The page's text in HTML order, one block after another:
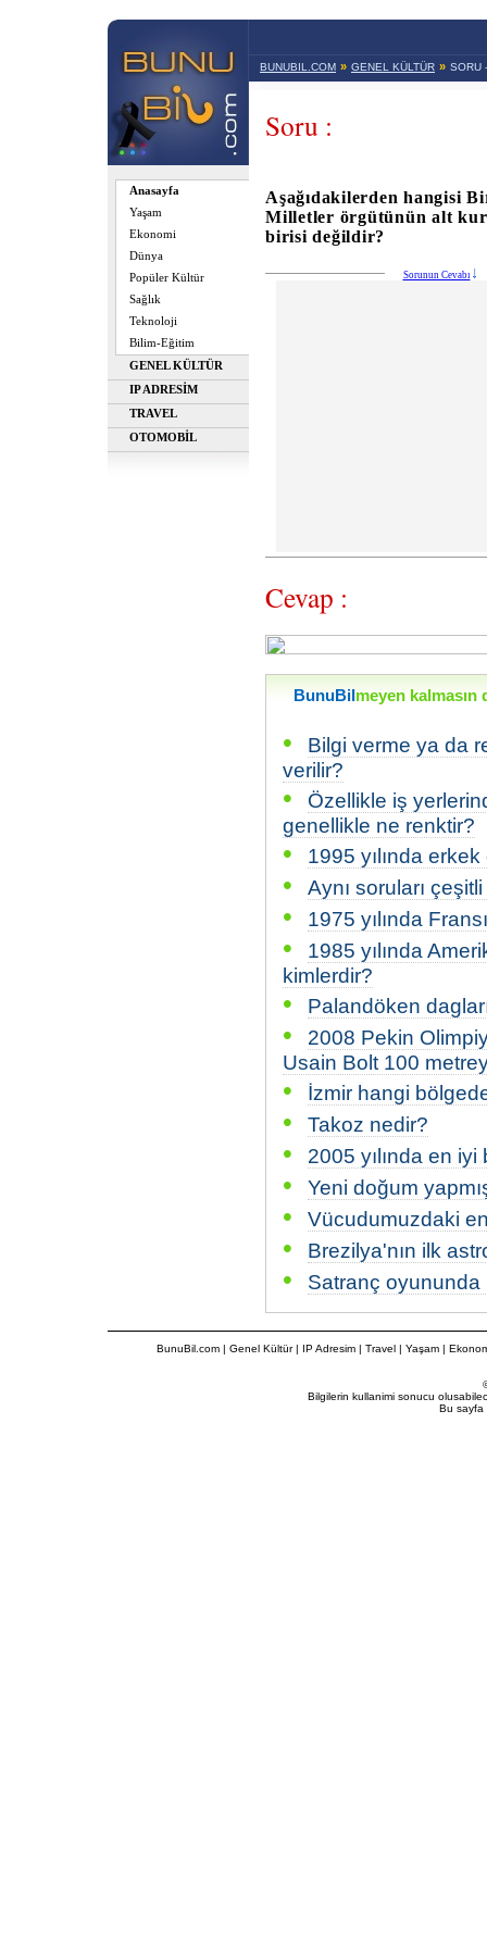
Anasayfa
Yaşam
Ekonomi
Dünya
Popüler Kültür
Sağlık
Teknoloji
Bilim-Eğitim
GENEL KÜLTÜR
IP ADRESİM
TRAVEL
OTOMOBİL
BUNUBIL.COM » GENEL KÜLTÜR » SORU
Soru :
Aşağıdakilerden hangisi
Milletler örgütünün alt
birisi değildir?
Sorunun Cevabı
Cevap :
BunuBil meyen kalmasın
•
Bilgi verme ya da
verilir?
•
Özellikle iş
genellikle ne renktir?
• 1995 yılında erkek
• Aynı soruları
• 1975 yılında
•
1985 yılında
kimlerdir?
• Palandöken
•
2008 Pekin
Usain Bolt 100
• İzmir hangi
• Takoz nedir?
• 2005 yılında en iyi
• Yeni doğum
• Vücudumuzdaki
• Brezilya'nın ilk
• Satranç oyununda
BunuBil.com| Genel Kültür| IP Adresim| Travel| Yaşam |
Bilgilerin kullanimi sonucu
Bu sayfa